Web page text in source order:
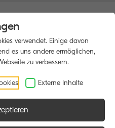
verwendet. Einige davon
es uns andere ermöglichen,
zu verbessern.
Externe Inhalte